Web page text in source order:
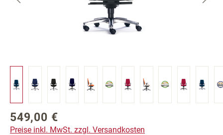
Regulärer Preis:
549,00 €
Preise inkl. MwSt. zzgl. Versandkosten